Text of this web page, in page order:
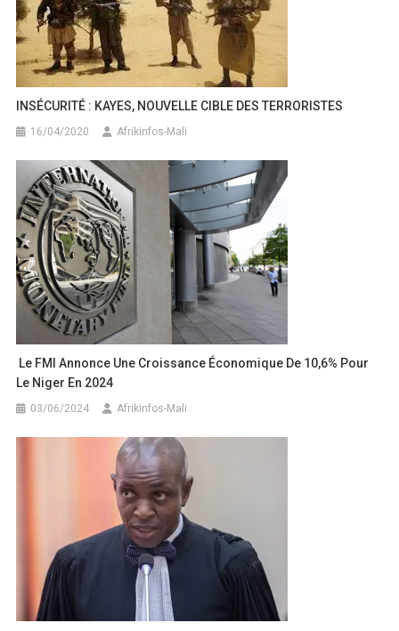
INSÉCURITÉ : KAYES, NOUVELLE CIBLE DES TERRORISTES
16/04/2020 Afrikinfos-Mali
Le FMI Annonce Une Croissance Économique De 10,6% Pour
Le Niger En 2024
03/06/2024 Afrikinfos-Mali